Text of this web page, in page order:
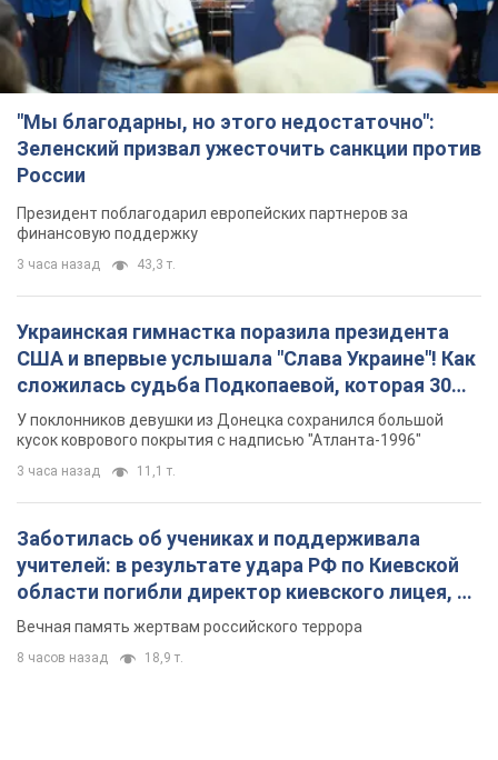
"Мы благодарны, но этого недостаточно":
Зеленский призвал ужесточить санкции против
России
Президент поблагодарил европейских партнеров за
финансовую поддержку
3 часа назад 43,3 т.
Украинская гимнастка поразила президента
США и впервые услышала "Слава Украине"! Как
сложилась судьба Подкопаевой, которая 30
лет назад завоевала "золото" Олимпиады
У поклонников девушки из Донецка сохранился большой
кусок коврового покрытия с надписью "Атланта-1996"
3 часа назад 11,1 т.
Заботилась об учениках и поддерживала
учителей: в результате удара РФ по Киевской
области погибли директор киевского лицея, её
муж и внук
Вечная память жертвам российского террора
8 часов назад 18,9 т.